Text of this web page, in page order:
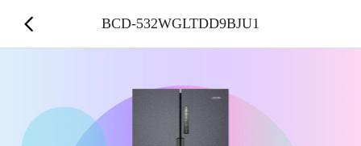
BCD-532WGLTDD9BJU1